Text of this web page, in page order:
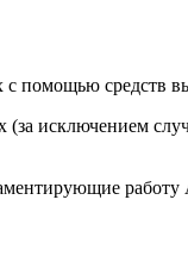
помощью средств
исключением
работу